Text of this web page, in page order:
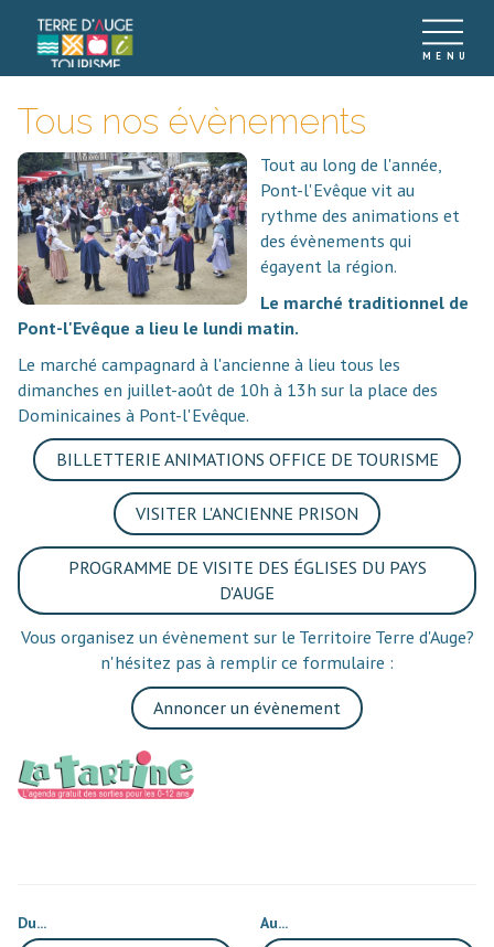
Tous nos évènements
Tout au long de l'année,
Pont-l'Evêque vit au
rythme des animations et
des évènements qui
égayent la région.
Le marché traditionnel de
Pont-l'Evêque a lieu le lundi matin.
Le marché campagnard à l'ancienne à lieu tous les
dimanches en juillet-août de 10h à 13h sur la place des
Dominicaines à Pont-l'Evêque.
BILLETTERIE ANIMATIONS OFFICE DE TOURISME
VISITER L'ANCIENNE PRISON
PROGRAMME DE VISITE DES ÉGLISES DU PAYS
D'AUGE
Vous organisez un évènement sur le Territoire Terre d'Auge?
n'hésitez pas à remplir ce formulaire :
Annoncer un évènement
Du... Au...